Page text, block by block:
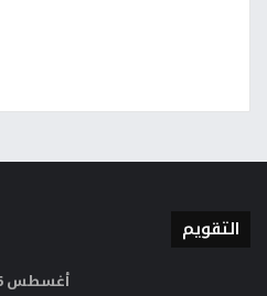
التقويم
أغسطس 2026